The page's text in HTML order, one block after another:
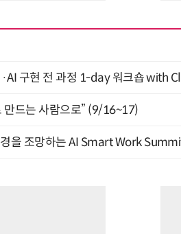
구현 전 과정 1-day 워크숍 with
만드는 사람으로” (9/16~17)
경을 조망하는 AI Smart Work